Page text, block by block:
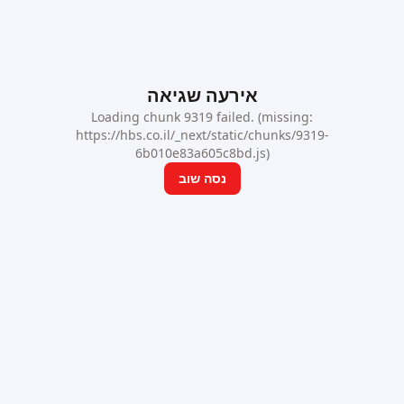
אירעה שגיאה
Loading chunk 9319 failed. (missing:
https://hbs.co.il/_next/static/chunks/9319-
6b010e83a605c8bd.js)